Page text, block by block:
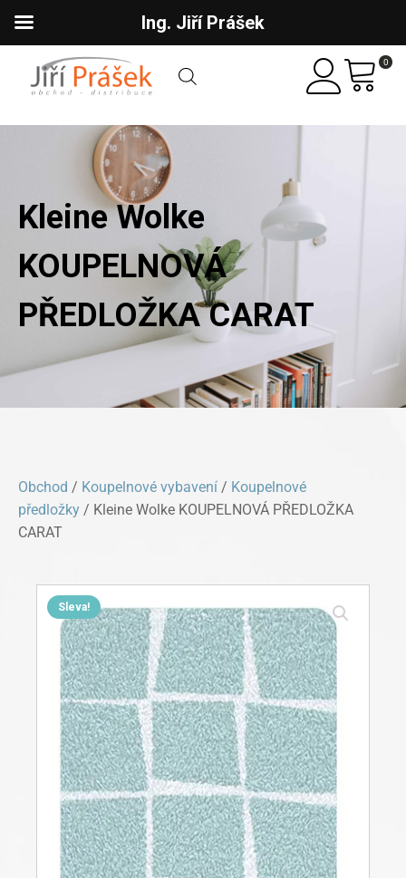
0
Kleine Wolke
KOUPELNOVÁ
PŘEDLOŽKA CARAT
Obchod / Koupelnové vybavení / Koupelnové
předložky / Kleine Wolke KOUPELNOVÁ PŘEDLOŽKA
CARAT
Sleva!
Ing. Jiří Prášek